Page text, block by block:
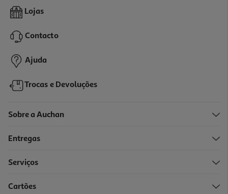
Tempero Auchan De Forno Base Pimenta E Tomate Frango 28g
1,09 €
Lojas
Contacto
Ajuda
Trocas e Devoluções
Sobre a Auchan
Entregas
Serviços
Cartões